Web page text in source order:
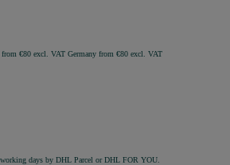
€80 excl. VATGermany from €80 excl. VAT
days by DHL Parcel or DHL FOR YOU.